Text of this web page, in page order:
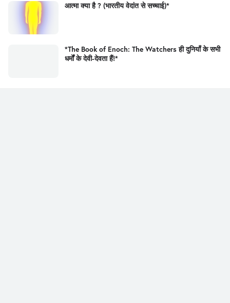
आत्मा क्या है ? (भारतीय वेदांत से सच्चाई)*
*The Book of Enoch: The Watchers ही दुनियाँ के सभी
धर्मों के देवी-देवता हैं!*